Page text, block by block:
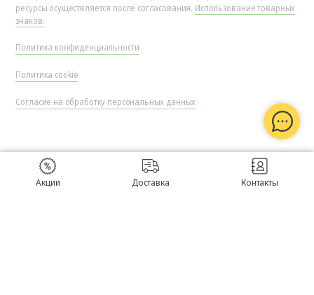
ресурсы осуществляется после согласования. Использование товарных
знаков.
Политика конфиденциальности
Политика cookie
Согласие на обработку персональных данных
Акции Доставка Контакты